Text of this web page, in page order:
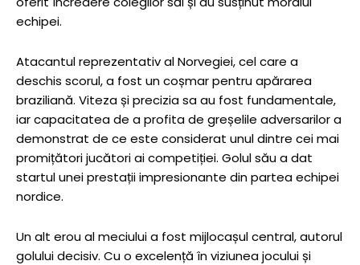
echipei.
Atacantul reprezentativ al Norvegiei, cel care a
deschis scorul, a fost un coșmar pentru apărarea
braziliană. Viteza și precizia sa au fost fundamentale,
iar capacitatea de a profita de greșelile adversarilor a
demonstrat de ce este considerat unul dintre cei mai
promițători jucători ai competiției. Golul său a dat
startul unei prestații impresionante din partea echipei
nordice.
Un alt erou al meciului a fost mijlocașul central, autorul
golului decisiv. Cu o excelență în viziunea jocului și